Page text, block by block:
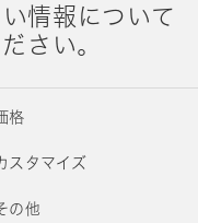
情報について
さい。
格
スタマイズ
の他